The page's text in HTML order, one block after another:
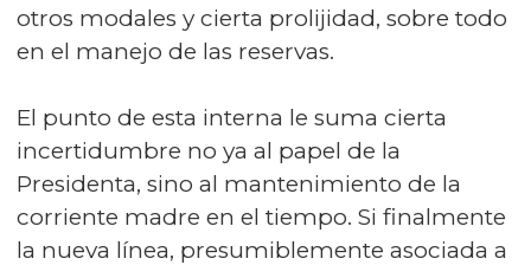
otros modales y cierta prolijidad, sobre todo
en el manejo de las reservas.
El punto de esta interna le suma cierta
incertidumbre no ya al papel de la
Presidenta, sino al mantenimiento de la
corriente madre en el tiempo. Si finalmente
la nueva línea, presumiblemente asociada a